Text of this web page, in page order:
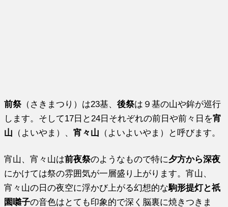
前祭（さきまつり）は23基、後祭は９基の山や鉾が巡行
します。そして17日と24日それぞれの前日や前々日を宵
山 （よいやま）、宵々山 （よいよいやま）と呼びます。
宵山、宵々山は前夜祭のようなもので特に夕方から深夜
にかけては祭の雰囲気が一層盛り上がります。宵山、
宵々山の日の夜空に浮かび上がる幻想的な駒形提灯と祇
園囃子の音色はとても印象的で深く脳裏に焼きつきま